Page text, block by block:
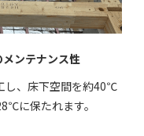
ンテナンス性
し、床下空間を約40℃
に保たれます。